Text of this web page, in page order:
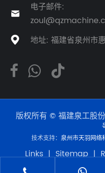

电子邮件:
 地址: 福建省泉州市
版权所有 © 福建泉工股
技术支持： 泉州市天羽网络
Links | Sitemap |